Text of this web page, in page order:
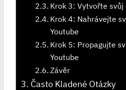
Krok 3: Vytvořte svůj
Krok 4: Nahrávejte
Youtube
Krok 5: Propagujte
Youtube
Závěr
Často Kladené Otázky